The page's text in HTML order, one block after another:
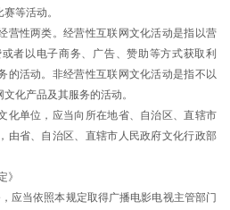
等活动。
营性两类。经营性互联网文化活动是指以营
者以电子商务、广告、赞助等方式获取利
的活动。非经营性互联网文化活动是指不以
化产品及其服务的活动。
单位，应当向所在地省、自治区、直辖市
由省、自治区、直辖市人民政府文化行政部
》
应当依照本规定取得广播电影电视主管部门